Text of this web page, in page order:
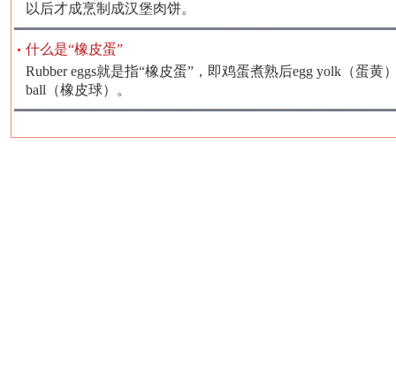
以后才成烹制成汉堡肉饼。
什么是“橡皮蛋”
Rubber eggs就是指“橡皮蛋”，即鸡蛋煮熟后egg yolk（蛋黄
ball（橡皮球）。